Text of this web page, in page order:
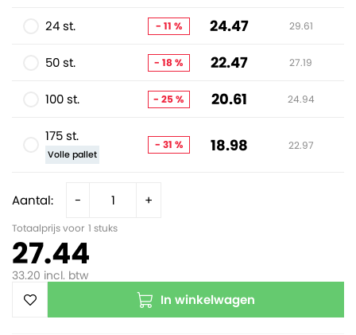
Aantal: - +
Totaalprijs voor 1 stuks
27.44
33.20 incl. btw
In winkelwagen
24 st. - 11 % 24.47 29.61
50 st. - 18 % 22.47 27.19
100 st. - 25 % 20.61 24.94
175 st.
Volle pallet
- 31 % 18.98 22.97